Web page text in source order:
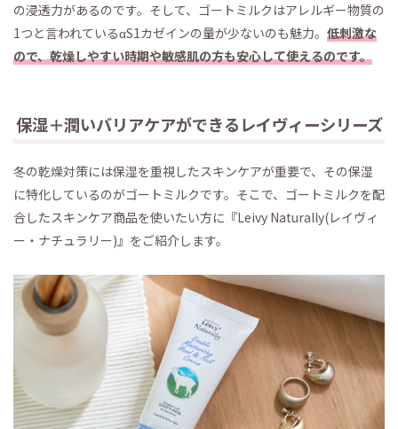
の浸透力があるのです。そして、ゴートミルクはアレルギー物質の
1つと言われているαS1カゼインの量が少ないのも魅力。 低刺激な
ので、乾燥しやすい時期や敏感肌の方も安心して使えるのです。
保湿＋潤いバリアケアができるレイヴィーシリーズ
冬の乾燥対策には保湿を重視したスキンケアが重要で、その保湿
に特化しているのがゴートミルクです。そこで、ゴートミルクを配
合したスキンケア商品を使いたい方に『Leivy Naturally(レイヴィ
ー・ナチュラリー)』をご紹介します。